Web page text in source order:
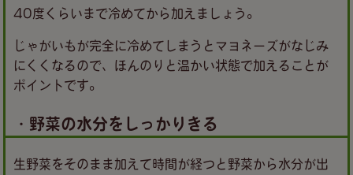
40度くらいまで冷めてから加えましょう。
じゃがいもが完全に冷めてしまうとマヨネーズがなじみ
にくくなるので、ほんのりと温かい状態で加えることが
ポイントです。
・野菜の水分をしっかりきる
生野菜をそのまま加えて時間が経つと野菜から水分が出